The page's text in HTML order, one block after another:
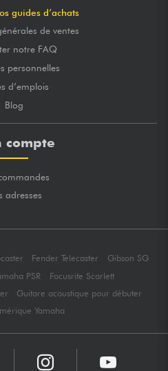
guides d’achats
de ventes
notre FAQ
personnelles
d’emplois
Blog
compte
adresses
Fender Telecaster
Gibson SG
PSR
Focusrite Scarlett
Guitare acoustique pour débuter
Yamaha